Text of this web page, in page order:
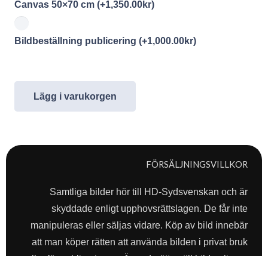
Canvas 50×70 cm (+1,350.00kr)
Bildbeställning publicering (+1,000.00kr)
Lägg i varukorgen
FÖRSÄLJNINGSVILLKOR
Samtliga bilder hör till HD-Sydsvenskan och är
skyddade enligt upphovsrättslagen. De får inte
manipuleras eller säljas vidare. Köp av bild innebär
att man köper rätten att använda bilden i privat bruk